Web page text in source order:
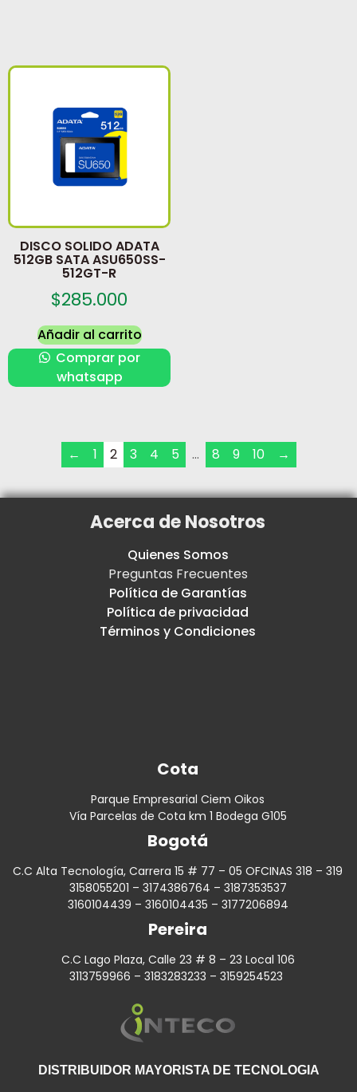
DISCO SOLIDO ADATA
512GB SATA ASU650SS-
512GT-R
$285.000
Añadir al carrito
Comprar por
whatsapp
← 1 2 3 4 5 … 8 9 10 →
Acerca de Nosotros
Quienes Somos
Preguntas Frecuentes
Política de Garantías
Política de privacidad
Términos y Condiciones
Cota
Parque Empresarial Ciem Oikos
Vía Parcelas de Cota km 1 Bodega G105
Bogotá
C.C Alta Tecnología, Carrera 15 # 77 – 05 OFCINAS 318 – 319
3158055201 – 3174386764 – 3187353537
3160104439 – 3160104435 – 3177206894
Pereira
C.C Lago Plaza, Calle 23 # 8 – 23 Local 106
3113759966 – 3183283233 – 3159254523
DISTRIBUIDOR MAYORISTA DE TECNOLOGIA